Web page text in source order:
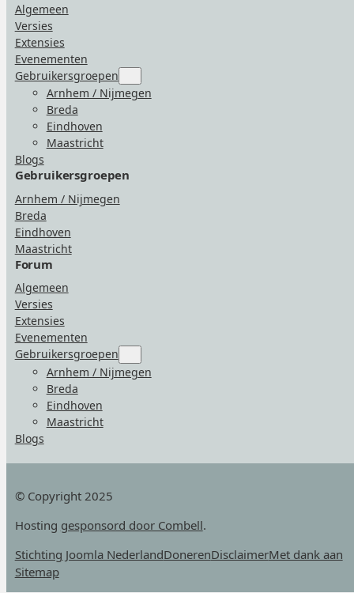
Algemeen
Versies
Extensies
Evenementen
Gebruikersgroepen
for
“Gebruikersgroepen”
Arnhem / Nijmegen
Breda
Eindhoven
Maastricht
Blogs
Gebruikersgroepen
Arnhem / Nijmegen
Breda
Eindhoven
Maastricht
Forum
Algemeen
Versies
Extensies
Evenementen
Gebruikersgroepen
for
“Gebruikersgroepen”
Arnhem / Nijmegen
Breda
Eindhoven
Maastricht
Blogs
© Copyright 2025
Hosting gesponsord door Combell.
Stichting Joomla NederlandDonerenDisclaimerMet dank aan
Sitemap